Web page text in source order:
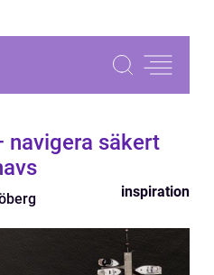
navigera säkert
inspiration